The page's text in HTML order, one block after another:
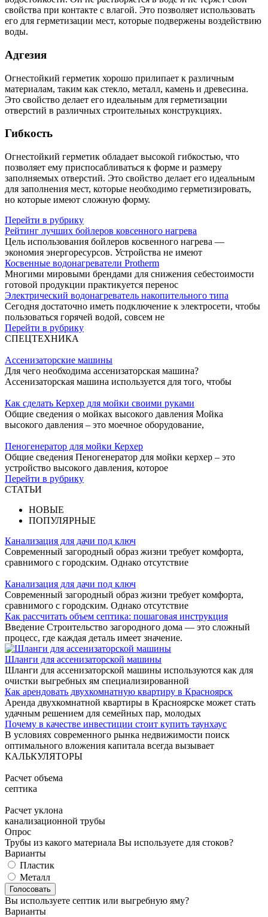
свойства при контакте с влагой. Это позволяет использовать
его для герметизации мест, которые подвержены воздействию
воды.
Адгезия
Огнестойкий герметик хорошо прилипает к различным
материалам, таким как стекло, металл, камень и древесина.
Это свойство делает его идеальным для герметизации
отверстий в различных строительных конструкциях.
Гибкость
Огнестойкий герметик обладает высокой гибкостью, что
позволяет ему приспосабливаться к форме и размеру
заполняемых отверстий. Это свойство делает его идеальным
для заполнения мест, которые необходимо герметизировать,
но которые имеют сложную форму.
Перейти в рубрику
Рейтинг лучших бойлеров ковсенного нагрева
Цель использования бойлеров косвенного нагрева —
экономия энергоресурсов. Устройства не имеют
Косвенные водонагреватели Protherm
Многими мировыми брендами для снижения себестоимости
готовой продукции практикуется перенос
Электрический водонагреватель накопительного типа
Сегодня достаточно иметь подключение к электросети, чтобы
пользоваться горячей водой, совсем не
Перейти в рубрику
СПЕЦТЕХНИКА
Ассенизаторские машины
Для чего необходима ассенизаторская машина?
Ассенизаторская машина используется для того, чтобы
Как сделать Керхер для мойки своими руками
Общие сведения о мойках высокого давления Мойка
высокого давления – это моечное оборудование,
Пеногенератор для мойки Керхер
Общие сведения Пеногенератор для мойки керхер – это
устройство высокого давления, которое
Перейти в рубрику
СТАТЬИ
НОВЫЕ
ПОПУЛЯРНЫЕ
Канализация для дачи под ключ
Современный загородный образ жизни требует комфорта,
сравнимого с городским. Однако отсутствие
Канализация для дачи под ключ
Современный загородный образ жизни требует комфорта,
сравнимого с городским. Однако отсутствие
Как рассчитать объем септика: пошаговая инструкция
Введение Строительство загородного дома — это сложный
процесс, где каждая деталь имеет значение.
Шланги для ассенизаторской машины
Шланги для ассенизаторской машины используются как для
очистки выгребных ям специализированной
Как арендовать двухкомнатную квартиру в Красноярск
Аренда двухкомнатной квартиры в Красноярске может стать
удачным решением для семейных пар, молодых
Почему в качестве инвестиции стоит купить таунхаус
В условиях современного рынка недвижимости поиск
оптимального вложения капитала всегда вызывает
КАЛЬКУЛЯТОРЫ
Расчет объема
септика
Расчет уклона
канализационной трубы
Опрос
Трубы из какого материала Вы используете для стоков?
Варианты
Пластик
Металл
Вы используете септик или выгребную яму?
Варианты